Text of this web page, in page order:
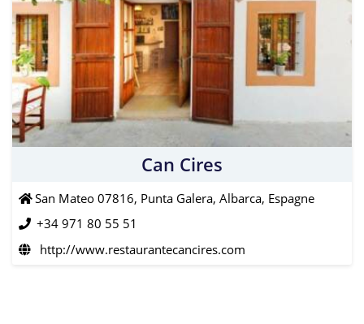
Can Cires
San Mateo 07816, Punta Galera, Albarca, Espagne
+34 971 80 55 51
http://www.restaurantecancires.com